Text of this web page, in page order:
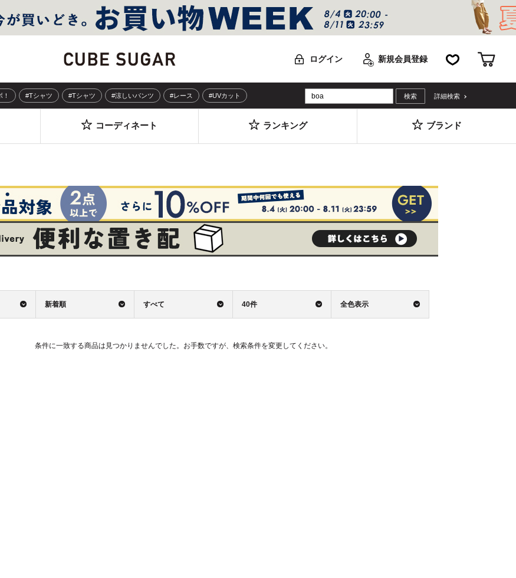
ログイン 新規会員登録 お気に入り
#Tシャツ #Tシャツ #涼しいパンツ #レース #UVカット 詳細検索
コーディネート ランキング ブランド
新着順 すべて 40件 全色表示
条件に一致する商品は見つかりませんでした。お手数ですが、検索条件を変更してください。